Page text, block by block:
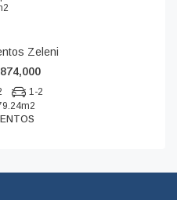
Zeleni
1-2
m2